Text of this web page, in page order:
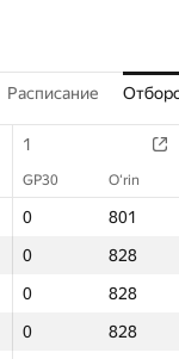
Расписание
1
GP30 O‘rin
0
801
0
828
0
828
0
828
1
GP30 O‘rin
0
801
0
828
0
828
0
828